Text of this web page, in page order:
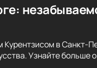
в Санкт-
Узнайте больше